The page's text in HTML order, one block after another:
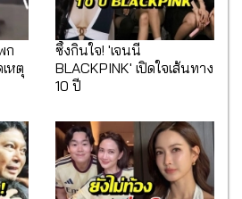
ก
หตุ
ซึ้งกินใจ! 'เจนนี่
BLACKPINK' เปิดใจเส้นทาง
10 ปี